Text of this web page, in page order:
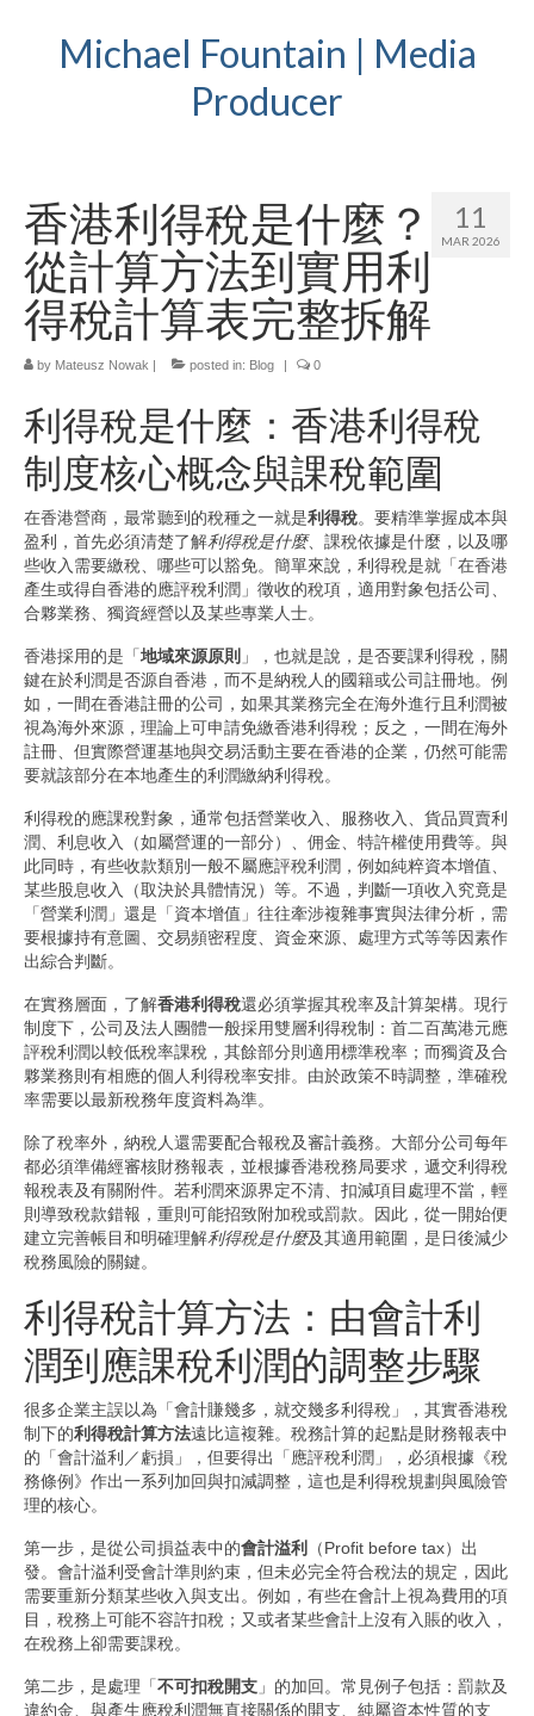
Michael Fountain | Media
Producer
11
MAR 2026
香港利得稅是什麼？
從計算方法到實用利
得稅計算表完整拆解
by Mateusz Nowak | posted in: Blog | 0
利得稅是什麼：香港利得稅
制度核心概念與課稅範圍
在香港營商，最常聽到的稅種之一就是利得稅。要精準掌握成本與
盈利，首先必須清楚了解利得稅是什麼、課稅依據是什麼，以及哪
些收入需要繳稅、哪些可以豁免。簡單來說，利得稅是就「在香港
產生或得自香港的應評稅利潤」徵收的稅項，適用對象包括公司、
合夥業務、獨資經營以及某些專業人士。
香港採用的是「地域來源原則 」，也就是說，是否要課利得稅，關
鍵在於利潤是否源自香港，而不是納稅人的國籍或公司註冊地。例
如，一間在香港註冊的公司，如果其業務完全在海外進行且利潤被
視為海外來源，理論上可申請免繳香港利得稅；反之，一間在海外
註冊、但實際營運基地與交易活動主要在香港的企業，仍然可能需
要就該部分在本地產生的利潤繳納利得稅。
利得稅的應課稅對象，通常包括營業收入、服務收入、貨品買賣利
潤、利息收入（如屬營運的一部分）、佣金、特許權使用費等。與
此同時，有些收款類別一般不屬應評稅利潤，例如純粹資本增值、
某些股息收入（取決於具體情況）等。不過，判斷一項收入究竟是
「營業利潤」還是「資本增值」往往牽涉複雜事實與法律分析，需
要根據持有意圖、交易頻密程度、資金來源、處理方式等等因素作
出綜合判斷。
在實務層面，了解香港利得稅還必須掌握其稅率及計算架構。現行
制度下，公司及法人團體一般採用雙層利得稅制：首二百萬港元應
評稅利潤以較低稅率課稅，其餘部分則適用標準稅率；而獨資及合
夥業務則有相應的個人利得稅率安排。由於政策不時調整，準確稅
率需要以最新稅務年度資料為準。
除了稅率外，納稅人還需要配合報稅及審計義務。大部分公司每年
都必須準備經審核財務報表，並根據香港稅務局要求，遞交利得稅
報稅表及有關附件。若利潤來源界定不清、扣減項目處理不當，輕
則導致稅款錯報，重則可能招致附加稅或罰款。因此，從一開始便
建立完善帳目和明確理解利得稅是什麼及其適用範圍，是日後減少
稅務風險的關鍵。
利得稅計算方法：由會計利
潤到應課稅利潤的調整步驟
很多企業主誤以為「會計賺幾多，就交幾多利得稅」，其實香港稅
制下的利得稅計算方法遠比這複雜。稅務計算的起點是財務報表中
的「會計溢利／虧損」，但要得出「應評稅利潤」，必須根據《稅
務條例》作出一系列加回與扣減調整，這也是利得稅規劃與風險管
理的核心。
第一步，是從公司損益表中的會計溢利
（Profit before tax）出
發。會計溢利受會計準則約束，但未必完全符合稅法的規定，因此
需要重新分類某些收入與支出。例如，有些在會計上視為費用的項
目，稅務上可能不容許扣稅；又或者某些會計上沒有入賬的收入，
在稅務上卻需要課稅。
第二步，是處理「不可扣稅開支 」的加回。常見例子包括：罰款及
違約金、與產生應稅利潤無直接關係的開支、純屬資本性質的支